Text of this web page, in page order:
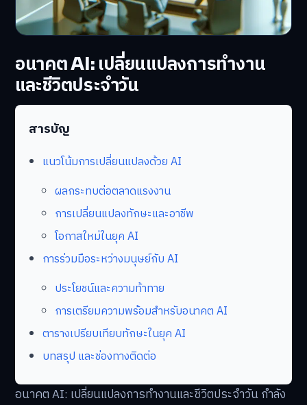
อนาคต AI: เปลี่ยนแปลงการทำงาน
และชีวิตประจำวัน
สารบัญ
แนวโน้มการเปลี่ยนแปลงด้วย AI
ผลกระทบต่อตลาดแรงงาน
การเปลี่ยนแปลงทักษะและอาชีพ
โอกาสใหม่ในยุค AI
การร่วมมือระหว่างมนุษย์กับ AI
ประโยชน์และความท้าทาย
การเตรียมความพร้อมสำหรับอนาคต AI
ตารางเปรียบเทียบทักษะในยุค AI
บทสรุป และช่องทางติดต่อ
อนาคต AI: เปลี่ยนแปลงการทำงานและชีวิตประจำวัน กำลัง